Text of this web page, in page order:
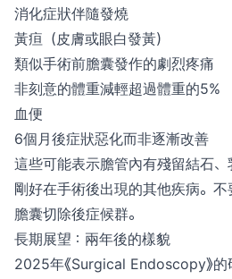
消化症狀伴隨發燒
黃疸（皮膚或眼白發黃）
類似手術前膽囊發作的劇烈疼痛
非刻意的體重減輕超過體重的5%
血便
6個月後症狀惡化而非逐漸改善
這些可能表示膽管內有殘留結石
剛好在手術後出現的其他疾病。不
膽囊切除後症候群。
長期展望：兩年後的樣貌
2025年《Surgical Endoscopy》